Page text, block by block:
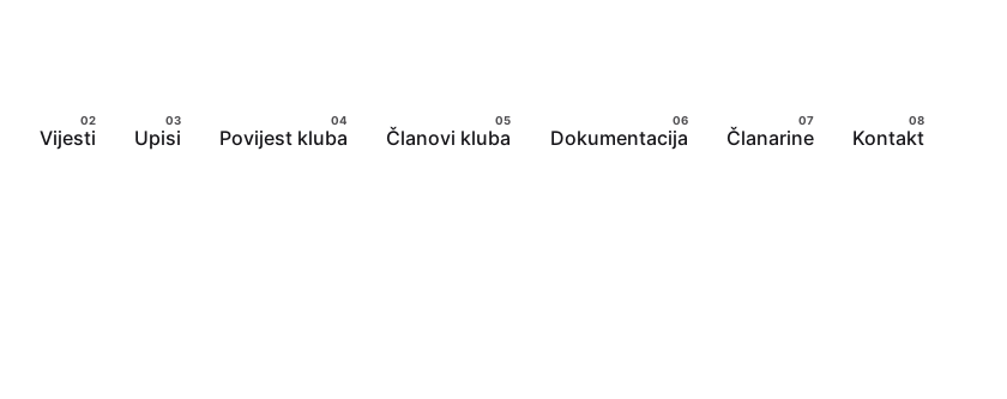
Vijesti Upisi Povijest kluba Članovi kluba Dokumentacija Članarine Kontakt